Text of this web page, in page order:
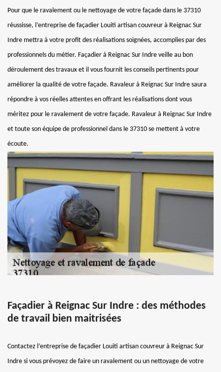
Pour que le ravalement ou le nettoyage de votre façade dans le 37310
réussisse, l’entreprise de façadier Louiti artisan couvreur à Reignac Sur
Indre mettra à votre profit des réalisations soignées, accomplies par des
professionnels du métier. Façadier à Reignac Sur Indre veille au bon
déroulement des travaux et il vous fournit les conseils pertinents pour
améliorer la qualité de votre façade. Ravaleur à Reignac Sur Indre saura
répondre à vos réelles attentes en offrant les réalisations dont vous
méritez pour le ravalement de votre façade. Ravaleur à Reignac Sur Indre
et toute son équipe de professionnel dans le 37310 se mettent à votre
écoute.
Façadier à Reignac Sur Indre : des méthodes
de travail bien maitrisées
Contactez l’entreprise de façadier Louiti artisan couvreur à Reignac Sur
Indre si vous prévoyez de faire un ravalement ou un nettoyage de votre